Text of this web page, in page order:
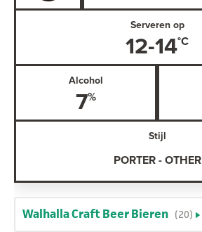
Serveren op
12-14
Alcohol
7
Stijl
PORTER - OTHER
Walhalla Craft Beer Bieren (20)